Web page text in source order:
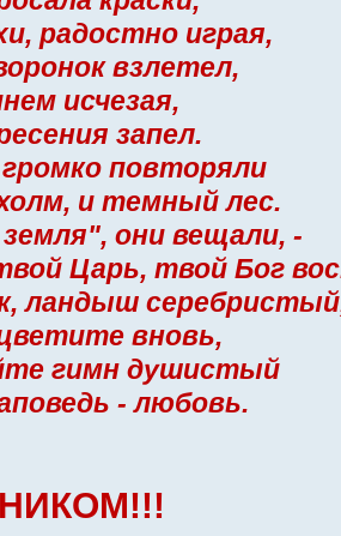
радостно играя,
взлетел,
исчезая,
запел.
повторяли
и темный лес.
они вещали, -
Царь, твой Бог
ландыш
вновь,
гимн душистый
- любовь.